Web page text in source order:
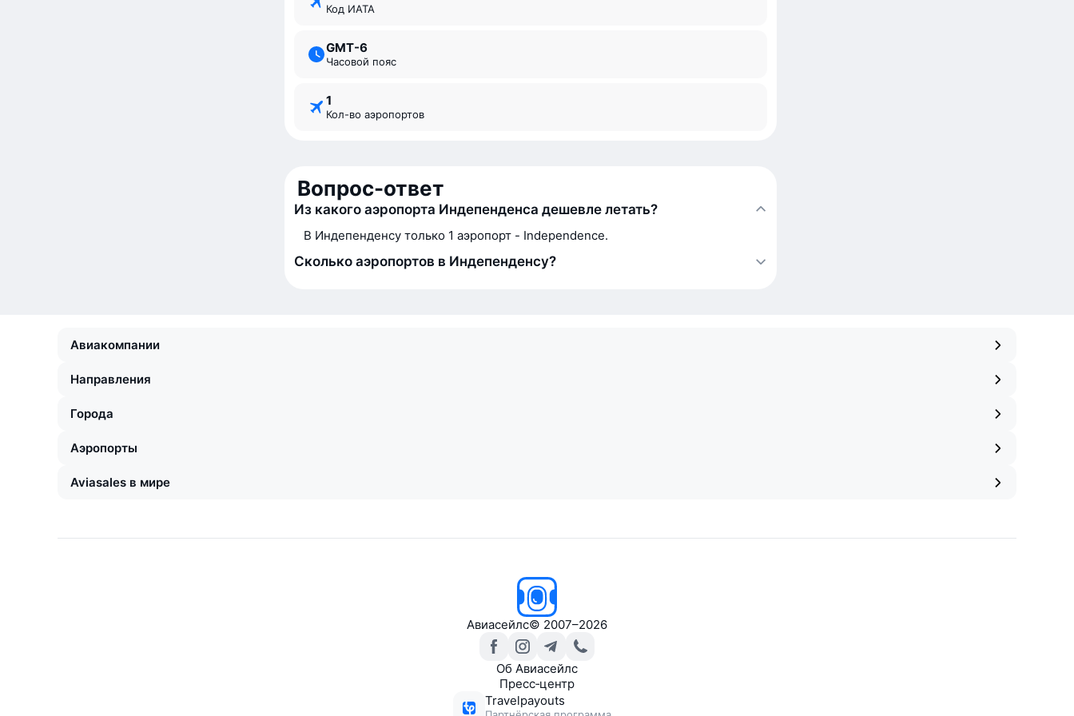
Код ИАТА
GMT-6
Часовой пояс
1
Кол-во аэропортов
Вопрос-ответ
Из какого аэропорта Индепенденса дешевле летать?
В Индепенденсу только 1 аэропорт - Independence.
Сколько аэропортов в Индепенденсу?
Авиакомпании
Направления
Города
Аэропорты
Aviasales в мире
Авиасейлс© 2007–2026
Об Авиасейлс
Пресс‑центр
Travelpayouts